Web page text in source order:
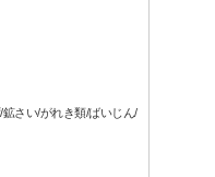
さい/がれき類/ばいじん/